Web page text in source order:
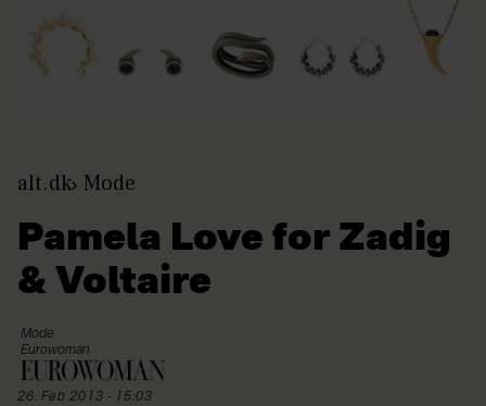
alt.dk Mode
Pamela Love for Zadig
& Voltaire
Mode
Eurowoman
26. Feb 2013 - 15:03